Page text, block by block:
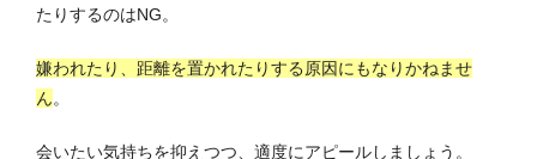
たりするのはNG。
嫌われたり、距離を置かれたりする原因にもなりかねませ
ん。
会いたい気持ちを抑えつつ、適度にアピールしましょう。